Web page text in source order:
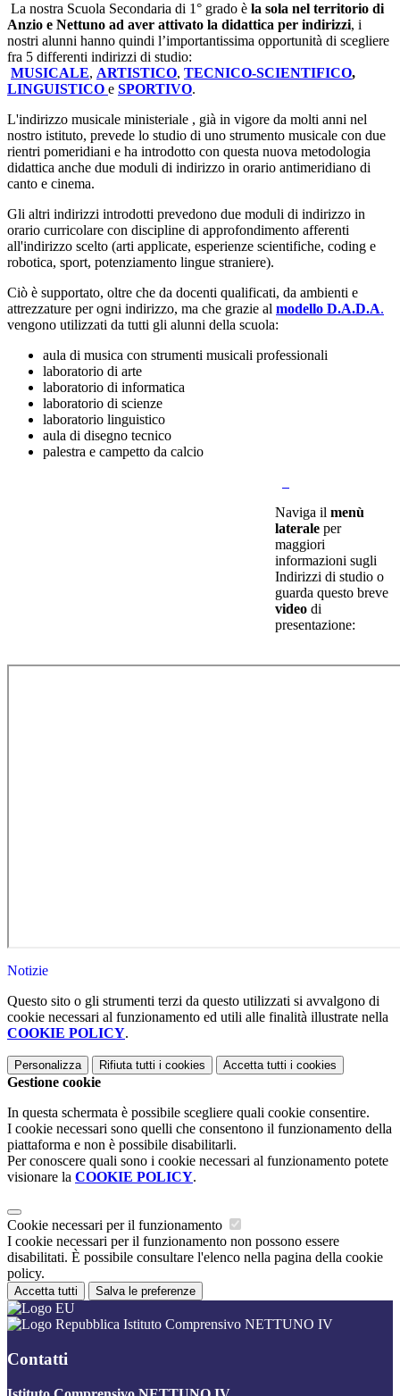
La nostra Scuola Secondaria di 1° grado è la sola nel territorio di
Anzio e Nettuno ad aver attivato la didattica per indirizzi, i
nostri alunni hanno quindi l’importantissima opportunità di scegliere
fra 5 differenti indirizzi di studio:
MUSICALE, ARTISTICO, TECNICO-SCIENTIFICO,
LINGUISTICO e SPORTIVO.
L'indirizzo musicale ministeriale , già in vigore da molti anni nel
nostro istituto, prevede lo studio di uno strumento musicale con due
rientri pomeridiani e ha introdotto con questa nuova metodologia
didattica anche due moduli di indirizzo in orario antimeridiano di
canto e cinema.
Gli altri indirizzi introdotti prevedono due moduli di indirizzo in
orario curricolare con discipline di approfondimento afferenti
all'indirizzo scelto (arti applicate, esperienze scientifiche, coding e
robotica, sport, potenziamento lingue straniere).
Ciò è supportato, oltre che da docenti qualificati, da ambienti e
attrezzature per ogni indirizzo, ma che grazie al modello D.A.D.A.
vengono utilizzati da tutti gli alunni della scuola:
aula di musica con strumenti musicali professionali
laboratorio di arte
laboratorio di informatica
laboratorio di scienze
laboratorio linguistico
aula di disegno tecnico
palestra e campetto da calcio
Naviga il menù
laterale per
maggiori
informazioni sugli
Indirizzi di studio o
guarda questo breve
video di
presentazione:
Notizie
Questo sito o gli strumenti terzi da questo utilizzati si avvalgono di
cookie necessari al funzionamento ed utili alle finalità illustrate nella
COOKIE POLICY.
Personalizza Rifiuta tutti i cookies Accetta tutti i cookies
Gestione cookie
In questa schermata è possibile scegliere quali cookie consentire.
I cookie necessari sono quelli che consentono il funzionamento della
piattaforma e non è possibile disabilitarli.
Per conoscere quali sono i cookie necessari al funzionamento potete
visionare la COOKIE POLICY.
Cookie necessari per il funzionamento
I cookie necessari per il funzionamento non possono essere
disabilitati. È possibile consultare l'elenco nella pagina della cookie
policy.
Accetta tutti Salva le preferenze
Istituto Comprensivo NETTUNO IV
Contatti